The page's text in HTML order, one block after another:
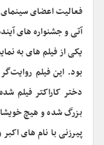
فعالیت اعضای
آتی و جشنواره های
یکی از فیلم های به
بود. این فیلم
دختر کاراکتر فیلم
بزرگ شده و هیچ
پیرزنی با نام های